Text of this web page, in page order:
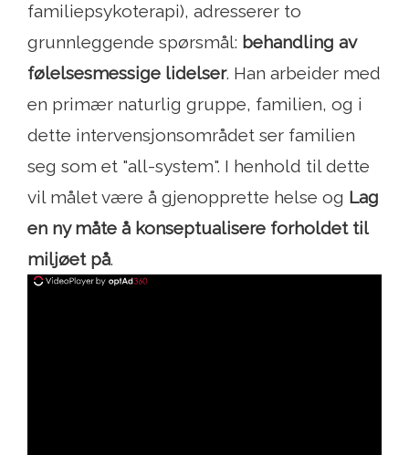
familiepsykoterapi), adresserer to
grunnleggende spørsmål: behandling av
følelsesmessige lidelser. Han arbeider med
en primær naturlig gruppe, familien, og i
dette intervensjonsområdet ser familien
seg som et "all-system". I henhold til dette
vil målet være å gjenopprette helse og Lag
en ny måte å konseptualisere forholdet til
miljøet på.